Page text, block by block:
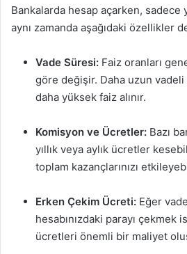
Bankalarda hesap açarken, sadece
aynı zamanda aşağıdaki özellikler
Vade Süresi: Faiz oranları
göre değişir. Daha uzun
daha yüksek faiz alınır.
Komisyon ve Ücretler: Bazı
yıllık veya aylık ücretler
toplam kazançlarınızı
Erken Çekim Ücreti: Eğer
hesabınızdaki parayı
ücretleri önemli bir maliyet